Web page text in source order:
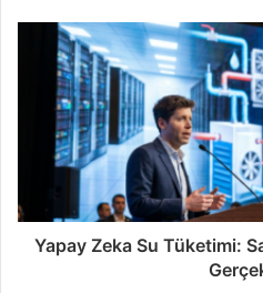
Yapay Zeka Su Tüketimi: